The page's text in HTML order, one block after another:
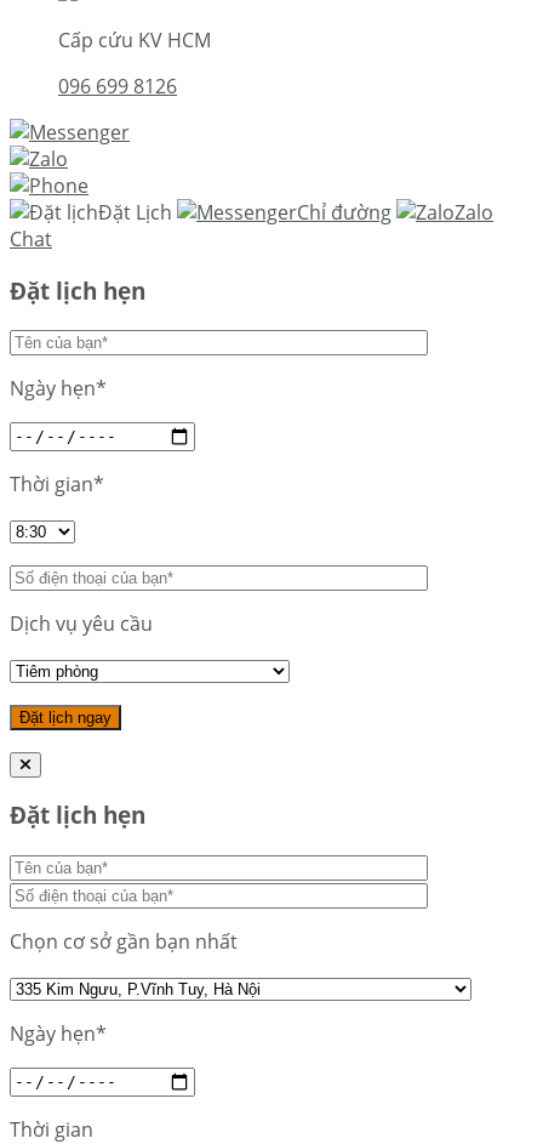
Cấp cứu KV HCM
096 699 8126
Đặt Lịch Chỉ đường
Zalo
Chat
Đặt lịch hẹn
Ngày hẹn*
Thời gian*
Dịch vụ yêu cầu
Đặt lịch hẹn
Chọn cơ sở gần bạn nhất
Ngày hẹn*
Thời gian